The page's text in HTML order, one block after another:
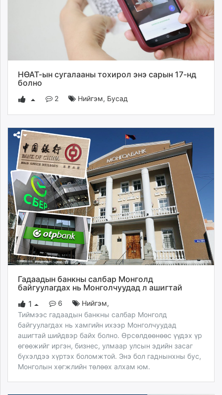
НӨАТ-ын сугалааны тохирол энэ сарын 17-нд
болно
2 Нийгэм, Бусад
Гадаадын банкны салбар Монголд
байгуулагдах нь Монголчуудад л ашигтай
1
6 Нийгэм,
Тиймээс гадаадын банкны салбар Монголд
байгуулагдах нь хамгийн ихээр Монголчуудад
ашигтай шийдвэр байх болно. Өрсөлдөөнөөс үүдэх үр
өгөөжийг иргэн, бизнес, улмаар улсын эдийн засаг
бүхэлдээ хүртэх боломжтой. Энэ бол гаднынхны бус,
Монголын хөгжлийн төлөөх алхам юм.